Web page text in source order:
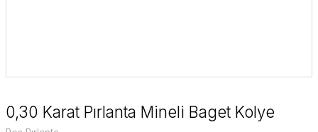
0,30 Karat Pırlanta Mineli Baget Kolye